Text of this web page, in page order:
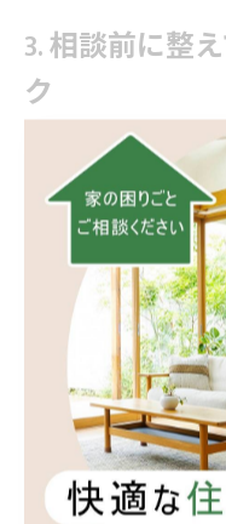
3. 相談前に整
ク
困りごとの具
と解決！」で叶え
写真・寸法・築
使い方・生活動
希望時期と柔軟
想定している
似た事例やイ
対応できそうかの
連絡手段と連絡
的な迅速対応を引